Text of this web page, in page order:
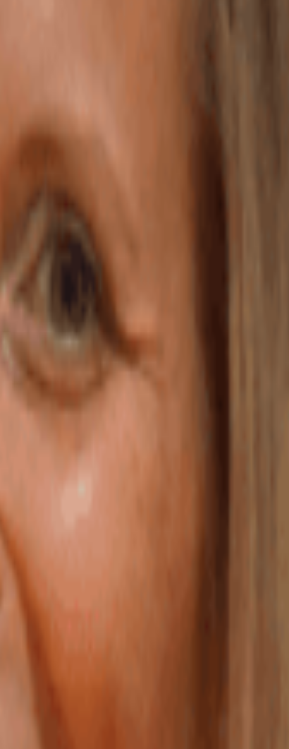
à l’évolution des besoins des consommateurs de
valeur ajoutée aux organisations, en VALIDANT et en
à un réseau unique de comptables, hautement qualifiés
solutions pour construire une entreprise avec des résultats et